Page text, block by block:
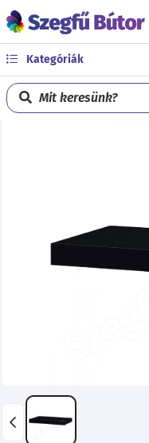
Kategóriák
Mit keresünk?